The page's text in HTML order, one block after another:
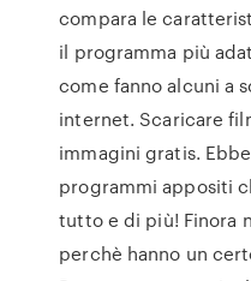
compara le
il programma più
come fanno alcuni a
internet. Scaricare
immagini gratis.
programmi appositi
tutto e di più! Finora
perchè hanno un